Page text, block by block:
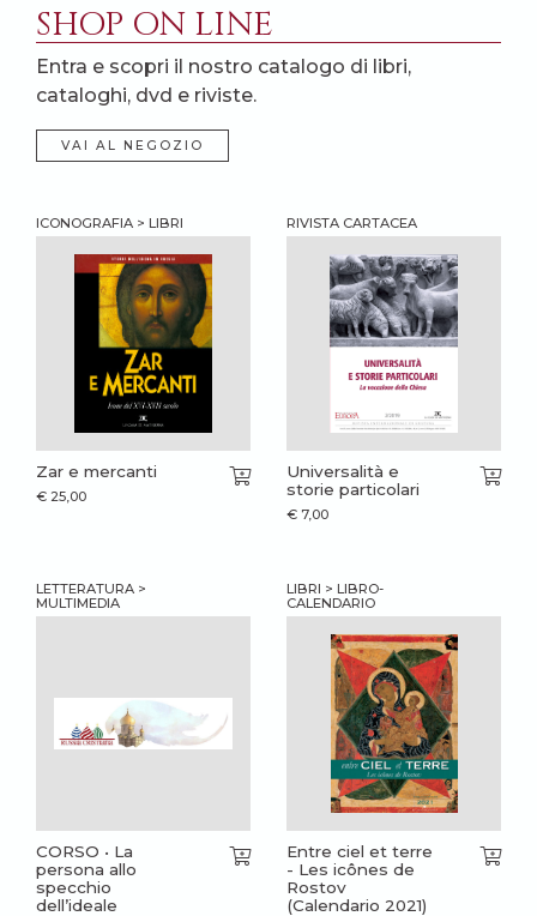
SHOP ON LINE
Entra e scopri il nostro catalogo di libri,
cataloghi, dvd e riviste.
VAI AL NEGOZIO
ICONOGRAFIA > LIBRI
Zar e mercanti
€ 25,00
RIVISTA CARTACEA
Universalità e
storie particolari
€ 7,00
LETTERATURA >
MULTIMEDIA
CORSO • La
persona allo
specchio
dell’ideale
LIBRI > LIBRO-
CALENDARIO
Entre ciel et terre
- Les icônes de
Rostov
(Calendario 2021)